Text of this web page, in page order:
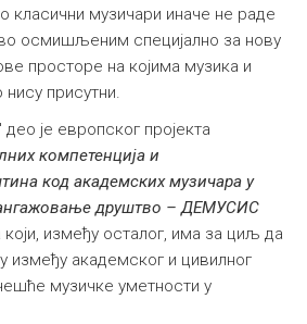
класични музичари иначе не раде
осмишљеним специјално за нову
просторе на којима музика и
нису присутни.
део је европског пројекта
компетенција и
код академских музичара у
ангажовање друштво – ДЕМУСИС
између осталог, има за циљ да
између академског и цивилног
музичке уметности у